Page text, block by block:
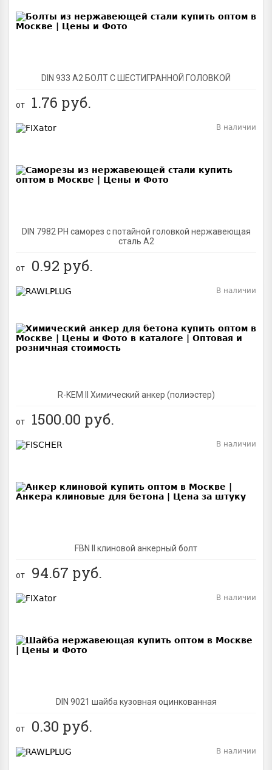
DIN 933 А2 БОЛТ С ШЕСТИГРАННОЙ ГОЛОВКОЙ
от 1.76 руб.
DIN 7982 PH саморез с потайной головкой нержавеющая
сталь A2
В наличии
от 0.92 руб.
R-KEM II Химический анкер (полиэстер)
В наличии
от 1500.00 руб.
FBN II клиновой анкерный болт
В наличии
от 94.67 руб.
DIN 9021 шайба кузовная оцинкованная
В наличии
от 0.30 руб.
В наличии